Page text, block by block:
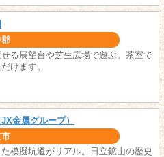
る展望台や芝生広場で遊ぶ。茶室で
けます。
金属グループ）
模擬坑道がリアル。日立鉱山の歴史